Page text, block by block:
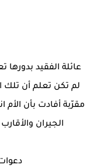
عائلة الفقيد
لم تكن تعلم أن تلك
مقرّبة أفادت بأن الأم
الجيران